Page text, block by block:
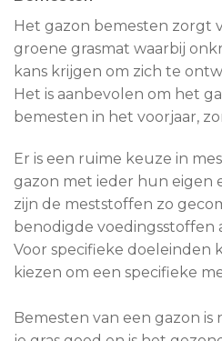
Het gazon bemesten zorgt
groene grasmat waarbij
kans krijgen om zich te
Het is aanbevolen om het
bemesten in het voorjaar,
Er is een ruime keuze in
gazon met ieder hun eigen
zijn de meststoffen zo
benodigde voedingsstoffen
Voor specifieke doeleinden
kiezen om een specifieke
Bemesten van een gazon